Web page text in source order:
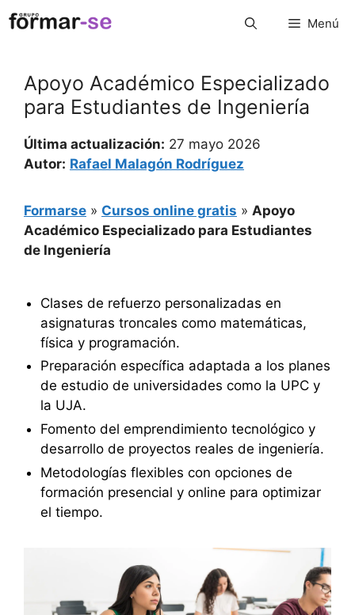
Saltar
al
Menú
Apoyo Académico Especializado
para Estudiantes de Ingeniería
Última actualización: 27 mayo 2026
Autor: Rafael Malagón Rodríguez
Formarse » Cursos online gratis » Apoyo
Académico Especializado para Estudiantes
de Ingeniería
Clases de refuerzo personalizadas en
asignaturas troncales como matemáticas,
física y programación.
Preparación específica adaptada a los planes
de estudio de universidades como la UPC y
la UJA.
Fomento del emprendimiento tecnológico y
desarrollo de proyectos reales de ingeniería.
Metodologías flexibles con opciones de
formación presencial y online para optimizar
el tiempo.